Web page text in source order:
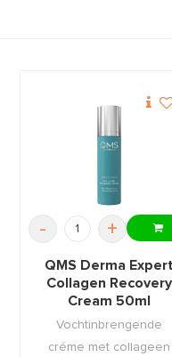
- +
QMS Derma Expert
Collagen Recovery
Cream 50ml
Vochtinbrengende
créme met collageen